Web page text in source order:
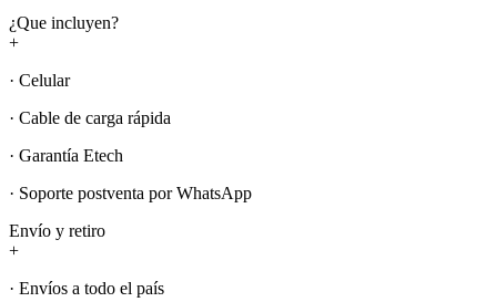
¿Que incluyen?
+
· Celular
· Cable de carga rápida
· Garantía Etech
· Soporte postventa por WhatsApp
Envío y retiro
+
· Envíos a todo el país